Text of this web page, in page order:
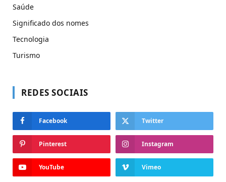
Saúde
Significado dos nomes
Tecnologia
Turismo
REDES SOCIAIS
Facebook Twitter
Pinterest Instagram
YouTube Vimeo